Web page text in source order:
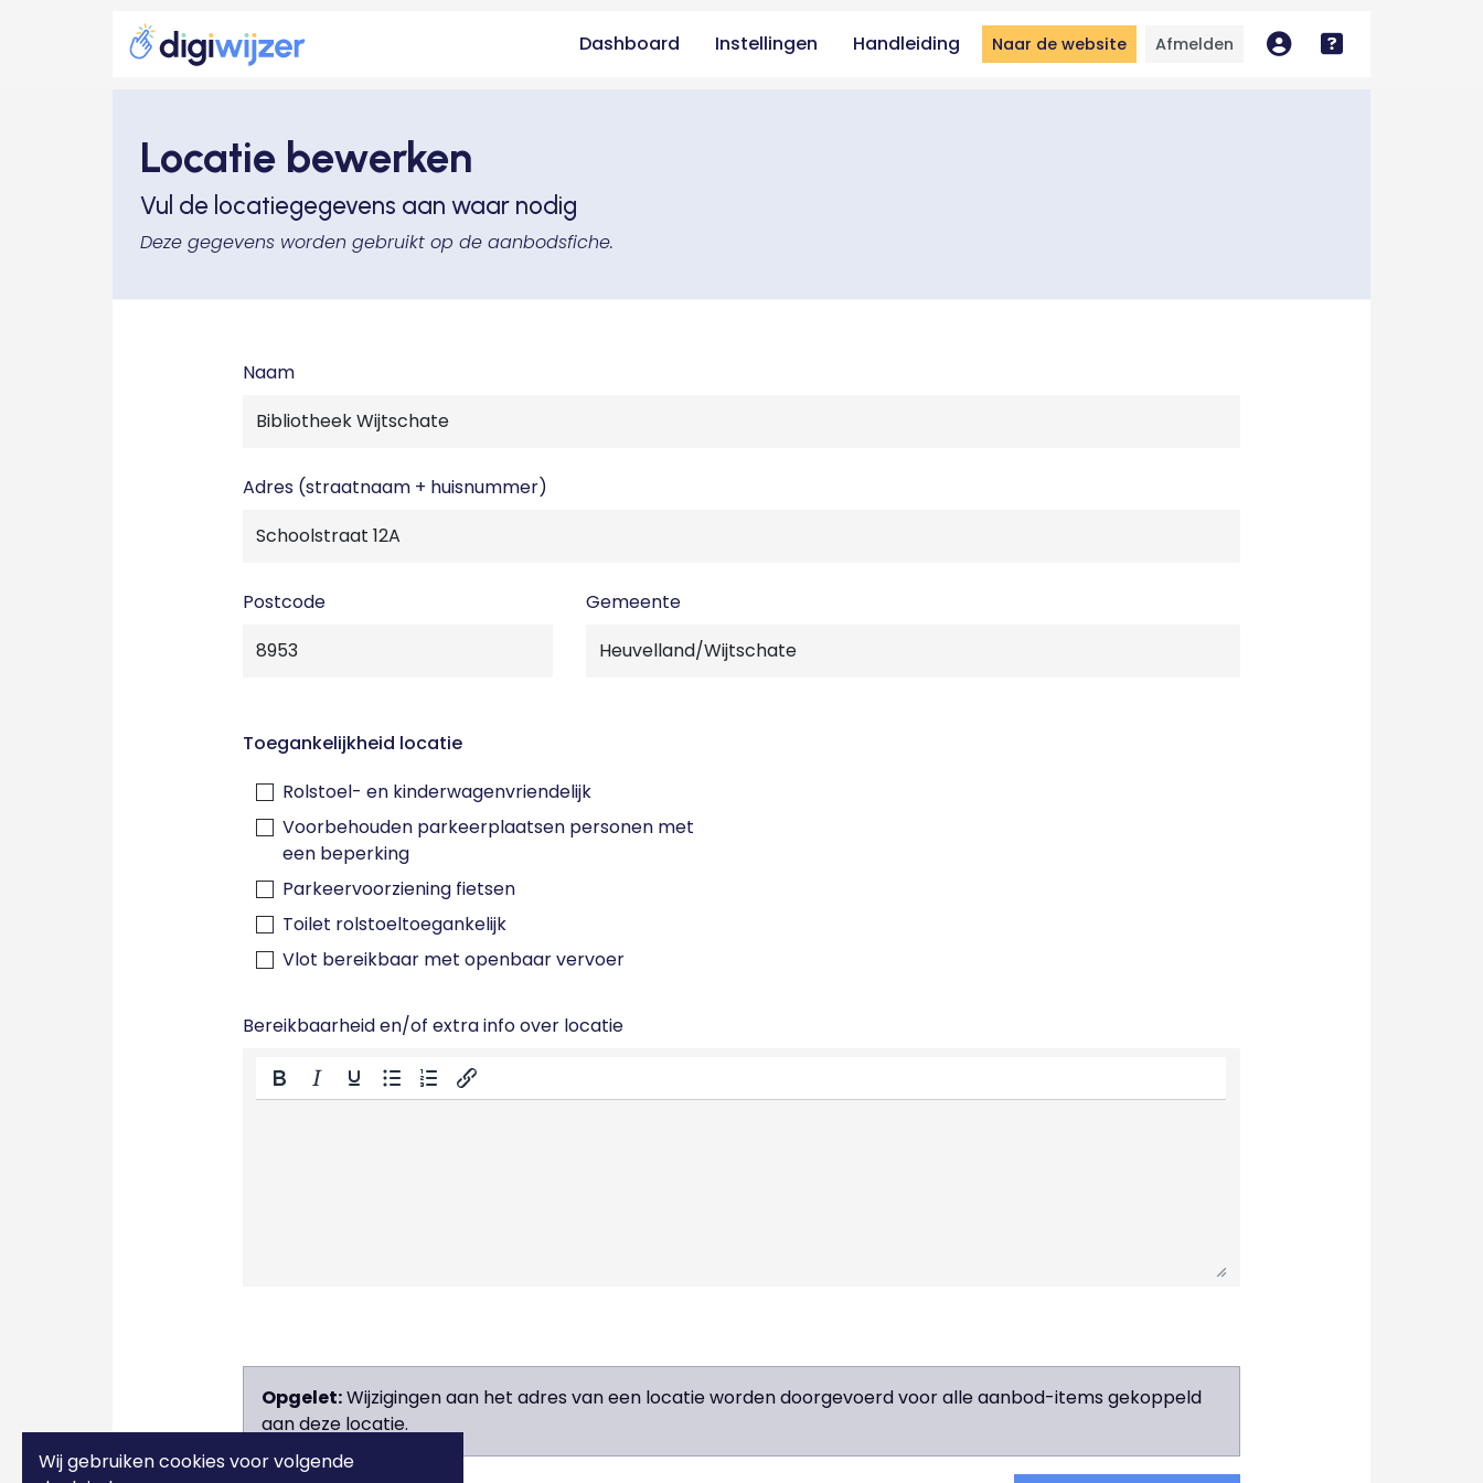
Dashboard Instellingen Handleiding Naar de website Afmelden Mijn account
Bekijk
Locatie bewerken
Vul de locatiegegevens aan waar nodig
Deze gegevens worden gebruikt op de aanbodsfiche.
Naam
Adres (straatnaam + huisnummer)
Postcode Gemeente
Toegankelijkheid locatie
Rolstoel- en kinderwagenvriendelijk
Voorbehouden parkeerplaatsen personen met
een beperking
Parkeervoorziening fietsen
Toilet rolstoeltoegankelijk
Vlot bereikbaar met openbaar vervoer
Bereikbaarheid en/of extra info over locatie
Opgelet:Wijzigingen aan het adres van een locatie worden doorgevoerd voor alle aanbod-items gekoppeld
aan deze locatie.
Wij gebruiken cookies voor volgende